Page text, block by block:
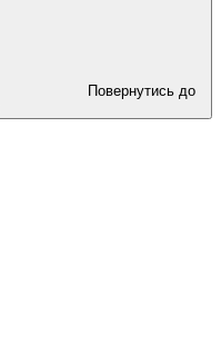
Повернутись до